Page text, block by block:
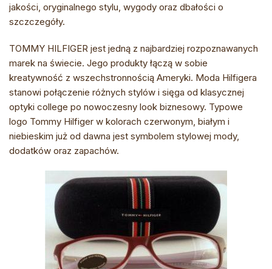
jakości, oryginalnego stylu, wygody oraz dbałości o
szczczegóły.
TOMMY HILFIGER jest jedną z najbardziej rozpoznawanych
marek na świecie. Jego produkty łączą w sobie
kreatywność z wszechstronnością Ameryki. Moda Hilfigera
stanowi połączenie różnych stylów i sięga od klasycznej
optyki college po nowoczesny look biznesowy. Typowe
logo Tommy Hilfiger w kolorach czerwonym, białym i
niebieskim już od dawna jest symbolem stylowej mody,
dodatków oraz zapachów.